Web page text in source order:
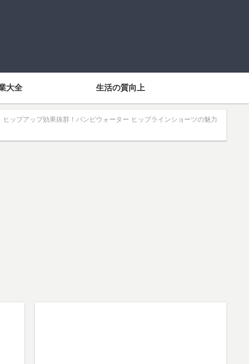
大全 生活の質向上
ヒップアップ効果抜群！バンビウォーター ヒップラインショーツの魅力